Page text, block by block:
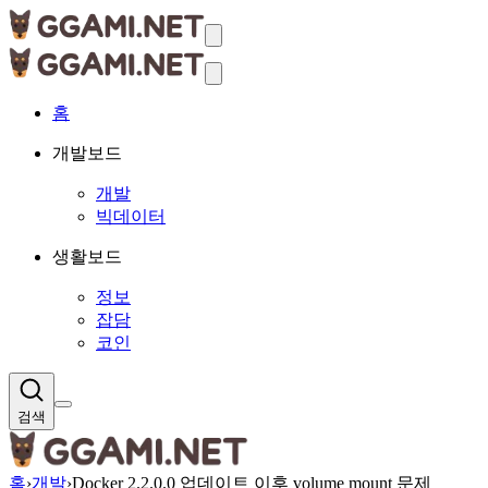
홈
개발보드
개발
빅데이터
생활보드
정보
잡담
코인
검색
홈›개발›Docker 2.2.0.0 업데이트 이후 volume mount 문제